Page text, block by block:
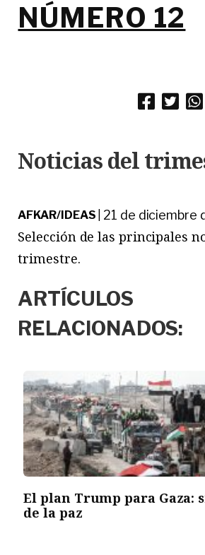
NÚMERO 12
Noticias del
AFKAR/IDEAS 21 de diciembre
Selección de las principales
trimestre.
ARTÍCULOS
RELACIONADOS:
El plan Trump para Gaza:
de la paz